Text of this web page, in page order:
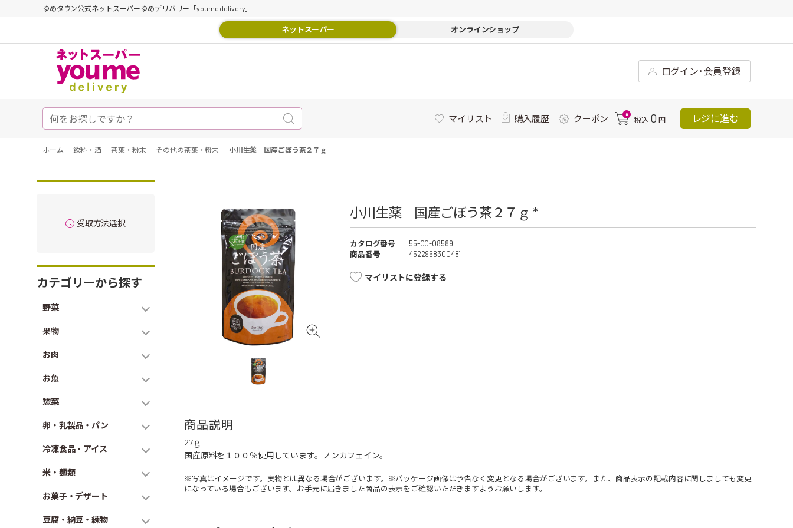
ゆめタウン公式ネットスーパーゆめデリバリー「youme delivery」
ネットスーパー オンラインショップ
ログイン･会員登録
マイリスト 購入履歴 クーポン 0
税込 0 円 レジに進む
ホーム -飲料・酒 -茶葉・粉末 - その他の茶葉・粉末 - 小川生薬 国産ごぼう茶２７ｇ
受取方法選択
カテゴリーから探す
野菜
果物
お肉
お魚
惣菜
卵・乳製品・パン
冷凍食品・アイス
米・麺類
お菓子・デザート
豆腐・納豆・練物
小川生薬 国産ごぼう茶２７ｇ *
カタログ番号
55-00-08589
商品番号
4522968300481
マイリストに登録する
商品説明
27ｇ
国産原料を１００％使用しています。ノンカフェイン。
※写真はイメージです。実物とは異なる場合がございます。※パッケージ画像は予告なく変更となる場合がございます。また、商品表示の記載内容に関しましても変更
になっている場合もございます。お手元に届きました商品の表示をご確認いただきますようお願いします。